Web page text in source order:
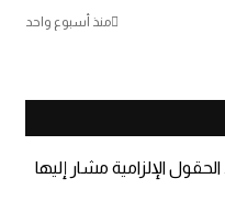
منذ أسبوع واحد
الحقول الإلزامية مشار إليها